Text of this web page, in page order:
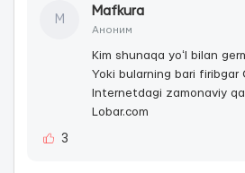
M
Mafkura
Аноним
Kim shunaqa yoʻl bilan
Yoki bularning bari firibgar
Internetdagi zamonaviy
Lobar.com
3